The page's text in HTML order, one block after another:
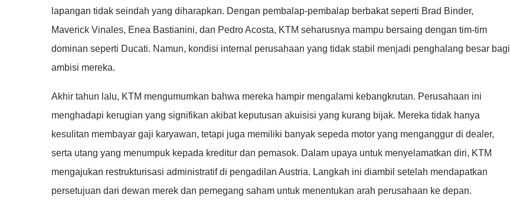
lapangan tidak seindah yang diharapkan. Dengan pembalap-pembalap berbakat seperti Brad Binder,
Maverick Vinales, Enea Bastianini, dan Pedro Acosta, KTM seharusnya mampu bersaing dengan tim-tim
dominan seperti Ducati. Namun, kondisi internal perusahaan yang tidak stabil menjadi penghalang besar bagi
ambisi mereka.
Akhir tahun lalu, KTM mengumumkan bahwa mereka hampir mengalami kebangkrutan. Perusahaan ini
menghadapi kerugian yang signifikan akibat keputusan akuisisi yang kurang bijak. Mereka tidak hanya
kesulitan membayar gaji karyawan, tetapi juga memiliki banyak sepeda motor yang menganggur di dealer,
serta utang yang menumpuk kepada kreditur dan pemasok. Dalam upaya untuk menyelamatkan diri, KTM
mengajukan restrukturisasi administratif di pengadilan Austria. Langkah ini diambil setelah mendapatkan
persetujuan dari dewan merek dan pemegang saham untuk menentukan arah perusahaan ke depan.